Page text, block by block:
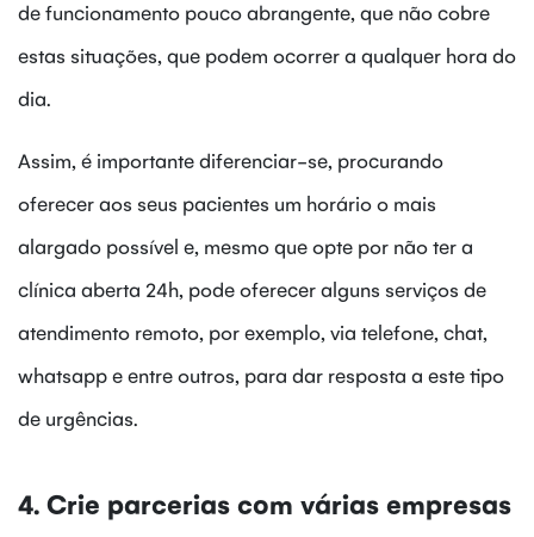
de funcionamento pouco abrangente, que não cobre
estas situações, que podem ocorrer a qualquer hora do
dia.
Assim, é importante diferenciar-se, procurando
oferecer aos seus pacientes um horário o mais
alargado possível e, mesmo que opte por não ter a
clínica aberta 24h, pode oferecer alguns serviços de
atendimento remoto, por exemplo, via telefone, chat,
whatsapp e entre outros, para dar resposta a este tipo
de urgências.
4. Crie parcerias com várias empresas